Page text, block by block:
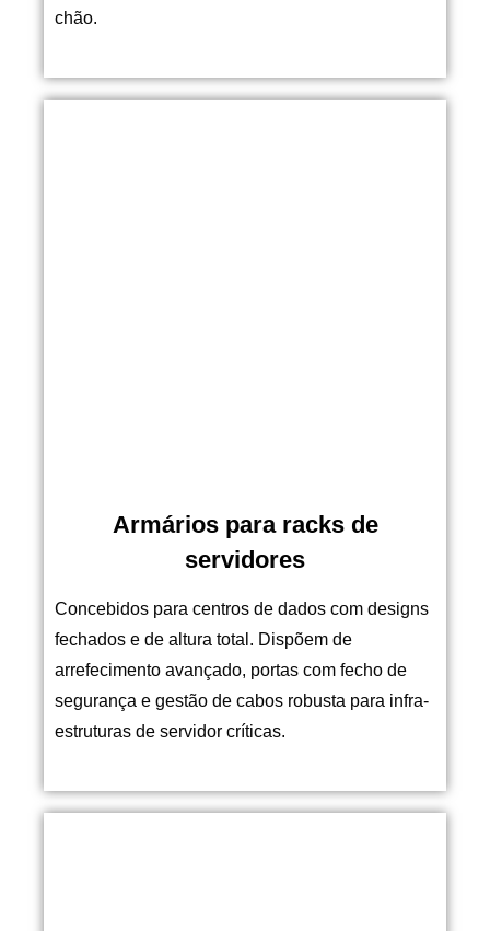
chão.
Armários para racks de
servidores
Concebidos para centros de dados com designs
fechados e de altura total. Dispõem de
arrefecimento avançado, portas com fecho de
segurança e gestão de cabos robusta para infra-
estruturas de servidor críticas.